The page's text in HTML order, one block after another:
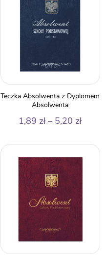
Teczka Absolwenta z Dyplomem
Absolwenta
1,89 zł – 5,20 zł
od
1,89